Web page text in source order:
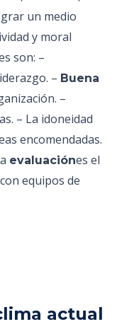
un medio
y moral
son: –
– Buena
–
– La idoneidad
encomendadas.
evaluaciónes el
equipos de
actual